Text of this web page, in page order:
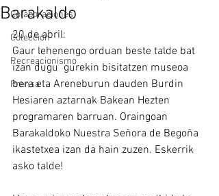
Colaboraciones
Colección
Recreacionismo
Prensa
Barakaldo
20 de abril:
Gaur lehenengo orduan beste talde bat
izan dugu  gurekin bisitatzen museoa
bera eta Areneburun dauden Burdin
Hesiaren aztarnak Bakean Hezten
programaren barruan. Oraingoan
Barakaldoko Nuestra Señora de Begoña
ikastetxea izan da hain zuzen. Eskerrik
asko talde!